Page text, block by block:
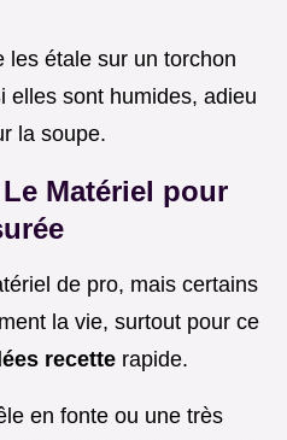
les étale sur un torchon
elles sont humides, adieu
la soupe.
Matériel pour
de pro, mais certains
la vie, surtout pour ce
recette rapide.
en fonte ou une très